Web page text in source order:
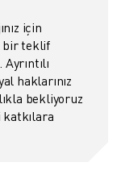
için
bir teklif
haklarınız
bekliyoruz
katkılara